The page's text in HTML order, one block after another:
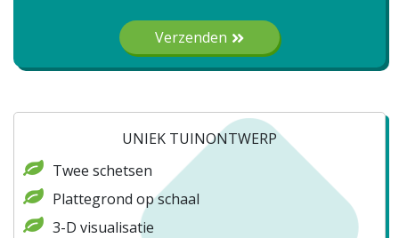
Verzenden
UNIEK TUINONTWERP
Twee schetsen
Plattegrond op schaal
3-D visualisatie